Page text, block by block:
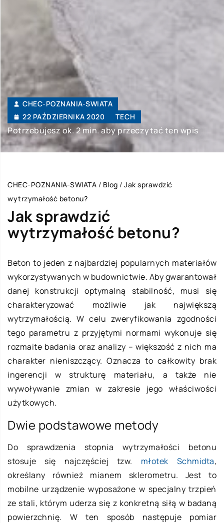
CHEC-POZNANIA-SWIATA
22 PAŹDZIERNIKA 2020
TECH
Potrzebujesz ok. 2 min. aby przeczytać ten wpis
CHEC-POZNANIA-SWIATA / Blog / Jak sprawdzić
wytrzymałość betonu?
Jak sprawdzić
wytrzymałość betonu?
Beton to jeden z najbardziej popularnych materiałów
wykorzystywanych w budownictwie. Aby gwarantował
danej konstrukcji optymalną stabilność, musi się
charakteryzować możliwie jak największą
wytrzymałością. W celu zweryfikowania zgodności
tego parametru z przyjętymi normami wykonuje się
rozmaite badania oraz analizy – większość z nich ma
charakter nieniszczący. Oznacza to całkowity brak
ingerencji w strukturę materiału, a także nie
wywoływanie zmian w zakresie jego właściwości
użytkowych.
Dwie podstawowe metody
Do sprawdzenia stopnia wytrzymałości betonu
stosuje się najczęściej tzw. młotek Schmidta,
określany również mianem sklerometru. Jest to
mobilne urządzenie wyposażone w specjalny trzpień
ze stali, którym uderza się z konkretną siłą w badaną
powierzchnię. W ten sposób następuje pomiar